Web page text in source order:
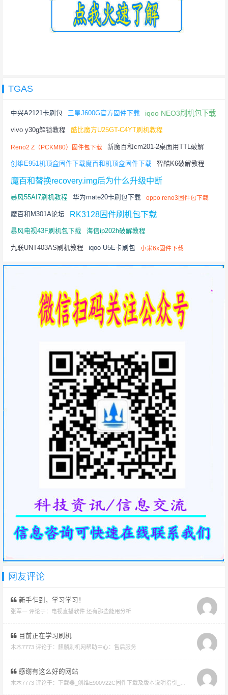
TGAS
中兴A2121卡刷包 三星J600G官方固件下载 iqoo NEO3刷机包下载
vivo y30g解锁教程 酷比魔方U25GT-C4YT刷机教程
Reno2 Z（PCKM80）固件包下载 新魔百和cm201-2桌面用TTL破解
创维E951机顶盒固件下载魔百和机顶盒固件下载 智酷K6破解教程
魔百和替换recovery.img后为什么升级中断
暴风55AI7刷机教程 华为mate20卡刷包下载 oppo reno3固件包下载
魔百和M301A论坛 RK3128固件刷机包下载
暴风电视43F刷机包下载 海信ip202h破解教程
九联UNT403AS刷机教程 iqoo U5E卡刷包 小米6x固件下载
网友评论
新手乍到，学习学习！
张军一 评论于： 电视直播软件 还有那些能用分析
目前正在学习刷机
木木7773 评论于： 麒麟刷机网帮助中心：售后服务
感谢有这么好的网站
木木7773 评论于： 下载器_创维E900V22C固件下载及版本说明指引_看好在下载避免刷成砖